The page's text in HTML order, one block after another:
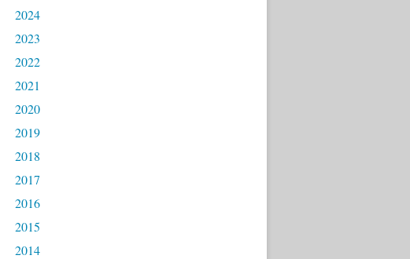
2024
2023
2022
2021
2020
2019
2018
2017
2016
2015
2014